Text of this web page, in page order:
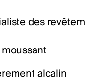
des
alcalin